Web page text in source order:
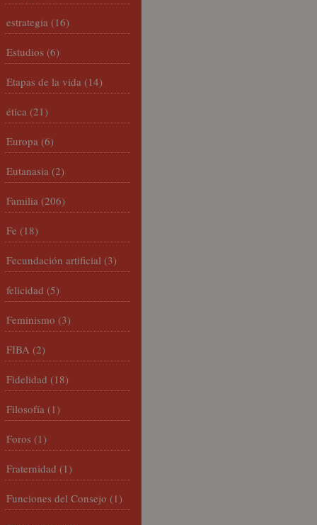
estrategia (16)
Estudios (6)
Etapas de la vida (14)
ética (21)
Europa (6)
Eutanasia (2)
Familia (206)
Fe (18)
Fecundación artificial (3)
felicidad (5)
Feminismo (3)
FIBA (2)
Fidelidad (18)
Filosofía (1)
Foros (1)
Fraternidad (1)
Funciones del Consejo (1)